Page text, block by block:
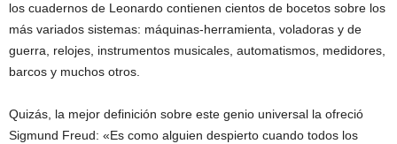
los cuadernos de Leonardo contienen cientos de bocetos sobre los
más variados sistemas: máquinas-herramienta, voladoras y de
guerra, relojes, instrumentos musicales, automatismos, medidores,
barcos y muchos otros.
Quizás, la mejor definición sobre este genio universal la ofreció
Sigmund Freud: «Es como alguien despierto cuando todos los